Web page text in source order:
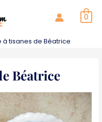
0
à tisanes de Béatrice
Béatrice